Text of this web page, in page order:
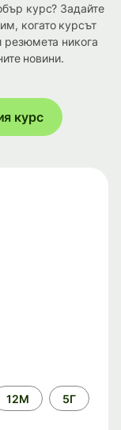
курс? Задайте
когато курсът
никога
новини.
курс
12М 5Г